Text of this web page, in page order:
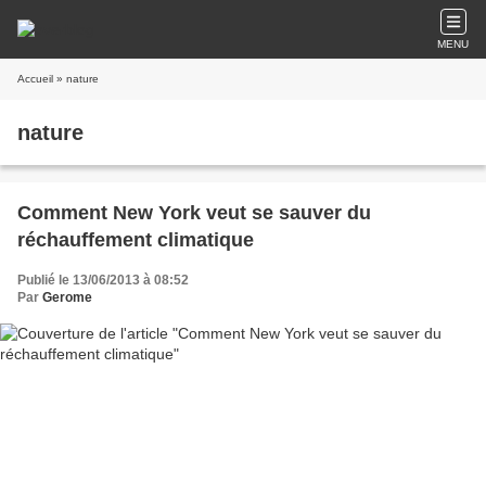
MENU
Accueil » nature
nature
Comment New York veut se sauver du
réchauffement climatique
Publié le 13/06/2013 à 08:52
Par Gerome